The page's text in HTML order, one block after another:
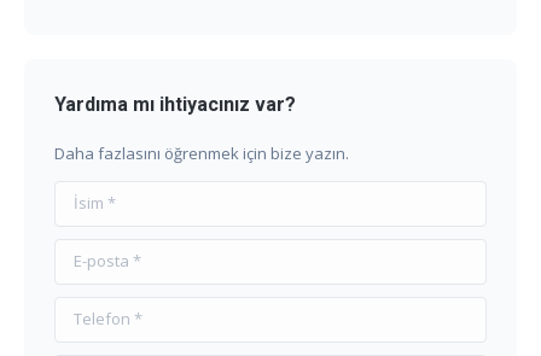
Yardıma mı ihtiyacınız var?
Daha fazlasını öğrenmek için bize yazın.
İsim *
E-posta *
Telefon *